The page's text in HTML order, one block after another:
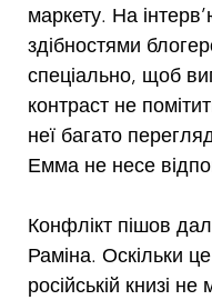
маркету. На
здібностями
спеціально, щоб
контраст не
неї багато
Емма не несе
Конфлікт пішов
Раміна. Оскільки
російській книзі